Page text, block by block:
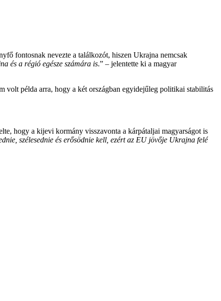
fontosnak nevezte a találkozót, hiszen Ukrajna nemcsak
és a régió egésze számára is.” – jelentette ki a magyar
volt példa arra, hogy a két országban egyidejűleg politikai stabilitás
hogy a kijevi kormány visszavonta a kárpátaljai magyarságot is
szélesednie és erősödnie kell, ezért az EU jövője Ukrajna felé